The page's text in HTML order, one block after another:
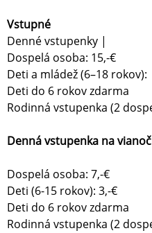
Vstupné
Denné vstupenky |
Dospelá osoba: 15,-€
Deti a mládež (6–18 rokov):
Deti do 6 rokov zdarma
Rodinná vstupenka (2
Denná vstupenka na
Dospelá osoba: 7,-€
Deti (6-15 rokov): 3,-€
Deti do 6 rokov zdarma
Rodinná vstupenka (2